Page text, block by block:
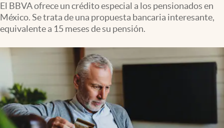
Tv
Clima
Espiritualidad
abre en nueva pestaña
México
El BBVA ofrece un crédito especial a los pensionados en
México. Se trata de una propuesta bancaria interesante,
equivalente a 15 meses de su pensión.